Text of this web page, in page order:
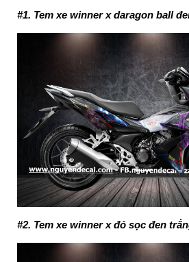
#1. Tem xe winner x daragon ball
#2. Tem xe winner x đỏ sọc đen